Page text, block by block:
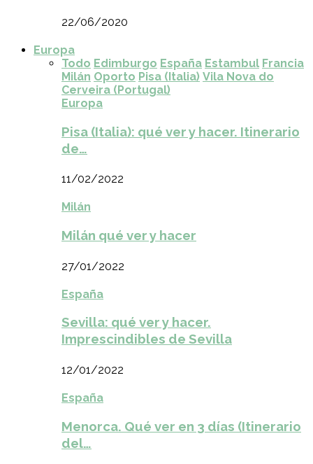
22/06/2020
Europa
Todo Edimburgo España Estambul Francia
Milán Oporto Pisa (Italia) Vila Nova do
Cerveira (Portugal)
Europa
Pisa (Italia): qué ver y hacer. Itinerario
de…
11/02/2022
Milán
Milán qué ver y hacer
27/01/2022
España
Sevilla: qué ver y hacer.
Imprescindibles de Sevilla
12/01/2022
España
Menorca. Qué ver en 3 días (Itinerario
del…